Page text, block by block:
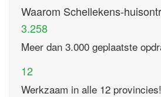
Waarom Schellekens-
3.258
Meer dan 3.000 geplaatste
12
Werkzaam in alle 12 provincies!